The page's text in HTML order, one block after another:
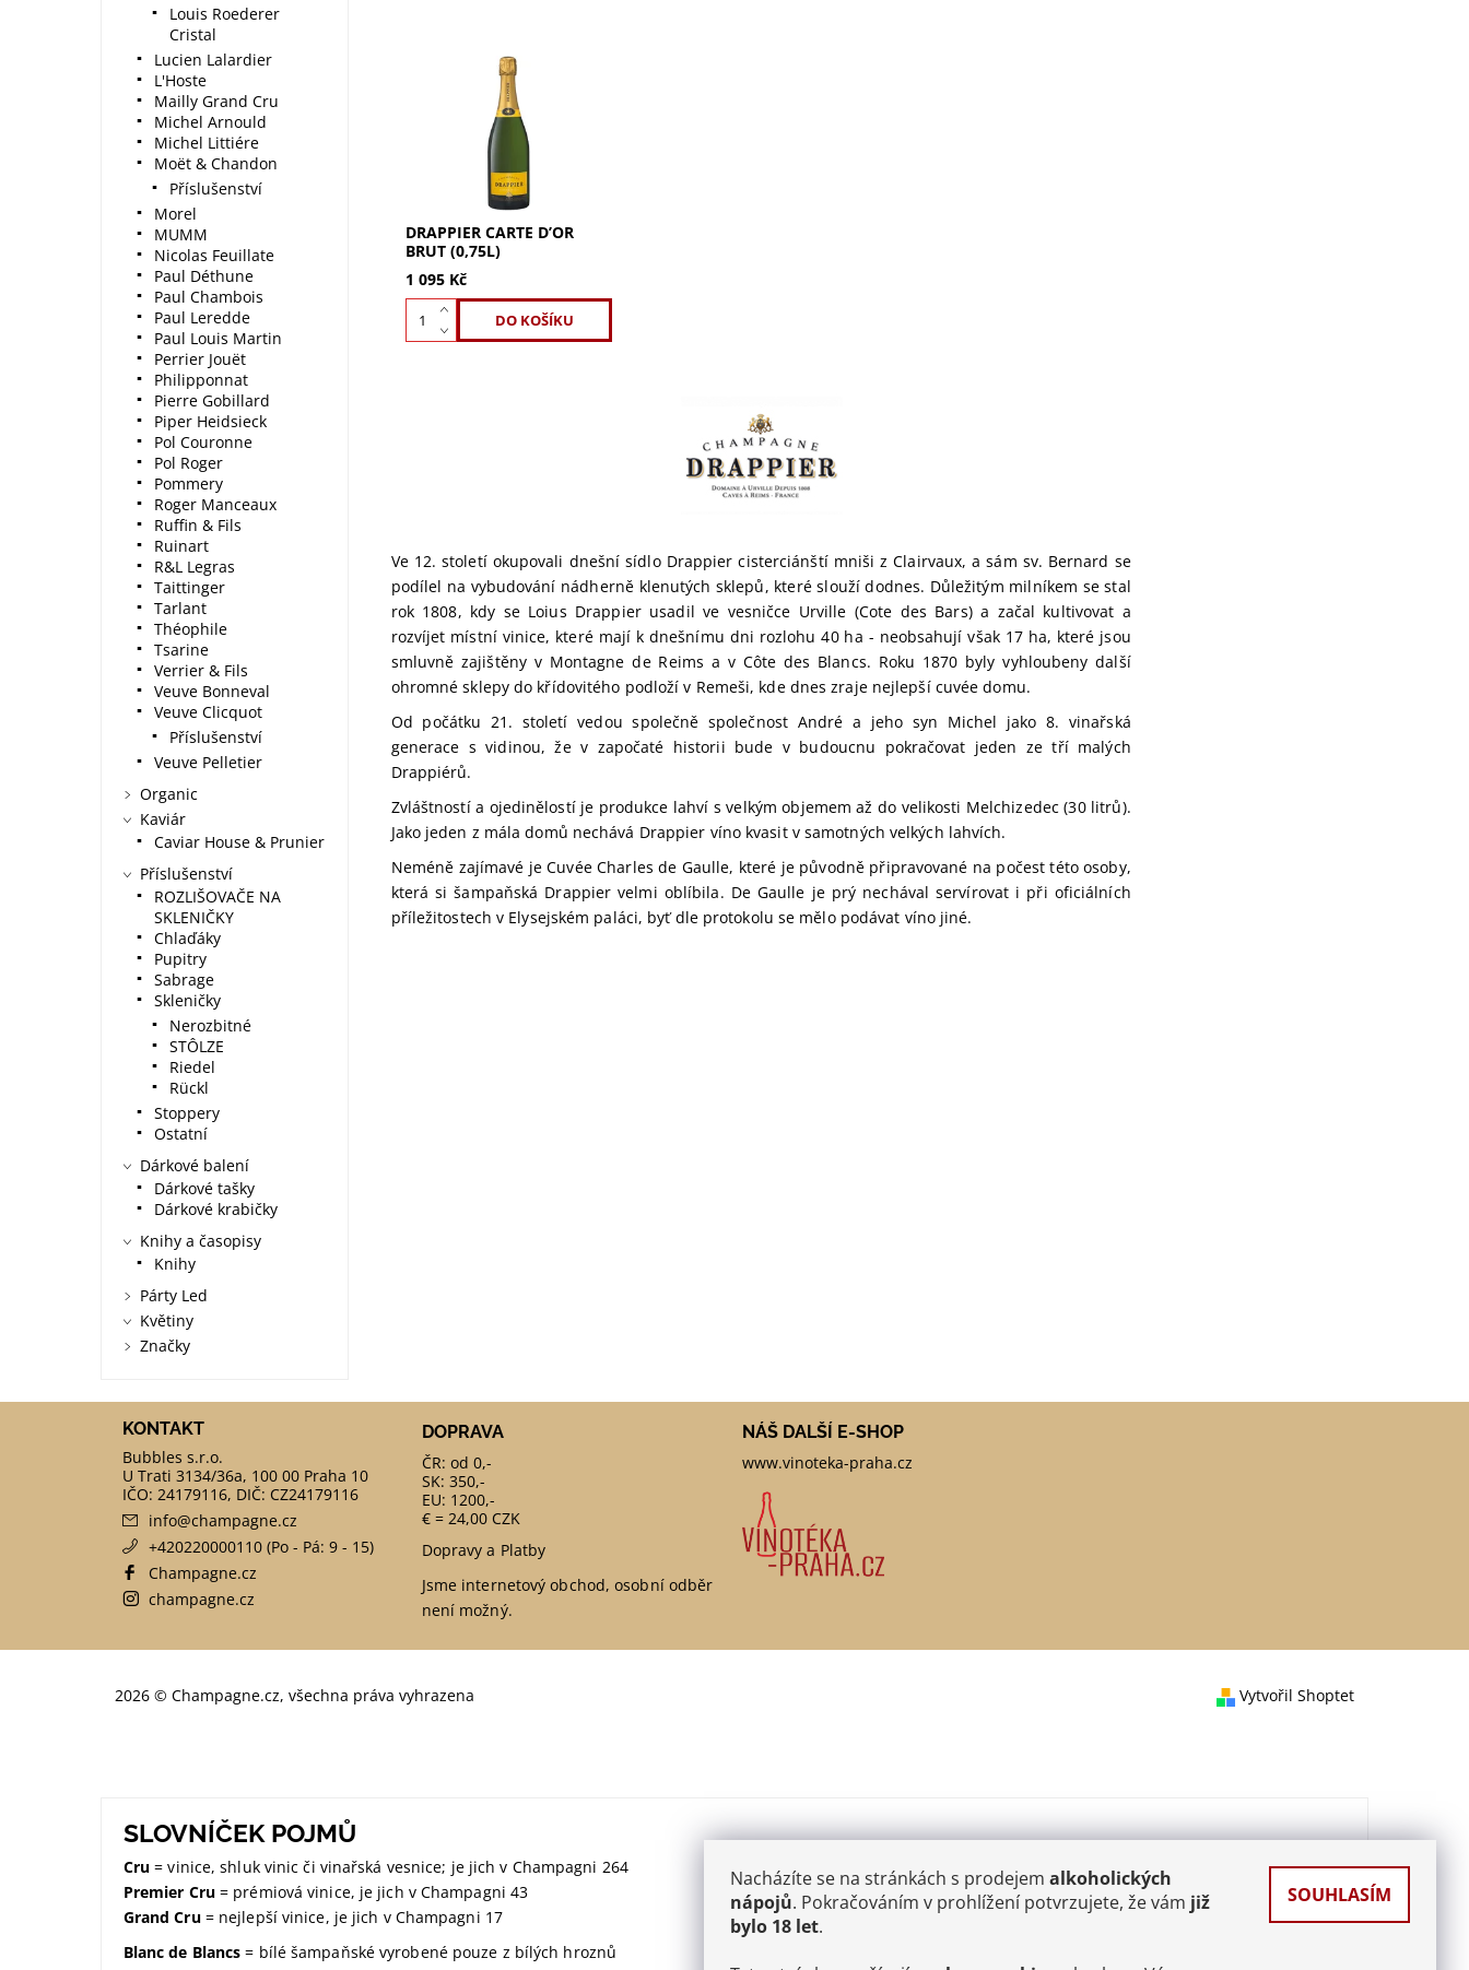
Drappier Carte d’Or Brut
(0,75l): Harmonické spojení
Pinot Noir, Chardonnay a
Meunier. Vychutnejte vůni
bílých broskví a kdoule s
pikantními tóny....
DRAPPIER CARTE D’OR
BRUT (0,75L)
1 095 Kč
Ve 12. století okupovali dnešní sídlo Drappier cisterciánští mniši z Clairvaux, a sám sv. Bernard se
podílel na vybudování nádherně klenutých sklepů, které slouží dodnes. Důležitým milníkem se stal
rok 1808, kdy se Loius Drappier usadil ve vesničce Urville (Cote des Bars) a začal kultivovat a
rozvíjet místní vinice, které mají k dnešnímu dni rozlohu 40 ha - neobsahují však 17 ha, které jsou
smluvně zajištěny v Montagne de Reims a v Côte des Blancs. Roku 1870 byly vyhloubeny další
ohromné sklepy do křídovitého podloží v Remeši, kde dnes zraje nejlepší cuvée domu.
Od počátku 21. století vedou společně společnost André a jeho syn Michel jako 8. vinařská
generace s vidinou, že v započaté historii bude v budoucnu pokračovat jeden ze tří malých
Drappiérů.
Zvláštností a ojedinělostí je produkce lahví s velkým objemem až do velikosti Melchizedec (30 litrů).
Jako jeden z mála domů nechává Drappier víno kvasit v samotných velkých lahvích.
Neméně zajímavé je Cuvée Charles de Gaulle, které je původně připravované na počest této osoby,
která si šampaňská Drappier velmi oblíbila. De Gaulle je prý nechával servírovat i při oficiálních
příležitostech v Elysejském paláci, byť dle protokolu se mělo podávat víno jiné.
Louis Roederer
Cristal
Lucien Lalardier
L'Hoste
Mailly Grand Cru
Michel Arnould
Michel Littiére
Moët & Chandon
Příslušenství
Morel
MUMM
Nicolas Feuillate
Paul Déthune
Paul Chambois
Paul Leredde
Paul Louis Martin
Perrier Jouët
Philipponnat
Pierre Gobillard
Piper Heidsieck
Pol Couronne
Pol Roger
Pommery
Roger Manceaux
Ruffin & Fils
Ruinart
R&L Legras
Taittinger
Tarlant
Théophile
Tsarine
Verrier & Fils
Veuve Bonneval
Veuve Clicquot
Příslušenství
Veuve Pelletier
Organic
Kaviár
Caviar House & Prunier
Příslušenství
ROZLIŠOVAČE NA
SKLENIČKY
Chlaďáky
Pupitry
Sabrage
Skleničky
Nerozbitné
STÔLZE
Riedel
Rückl
Stoppery
Ostatní
Dárkové balení
Dárkové tašky
Dárkové krabičky
Knihy a časopisy
Knihy
Párty Led
Květiny
Značky
KONTAKT
info@champagne.cz
+420220000110 (Po - Pá: 9 - 15)
Champagne.cz
champagne.cz
DOPRAVA
ČR: od 0,-
SK: 350,-
EU: 1200,-
€ = 24,00 CZK
Dopravy a Platby
Jsme internetový obchod, osobní odběr
není možný.
NÁŠ DALŠÍ E-SHOP
www.vinoteka-praha.cz
2026 © Champagne.cz, všechna práva vyhrazena Vytvořil Shoptet
SLOVNÍČEK POJMŮ
Cru = vinice, shluk vinic či vinařská vesnice; je jich v Champagni 264
Premier Cru= prémiová vinice, je jich v Champagni 43
Grand Cru= nejlepší vinice, je jich v Champagni 17
Blanc de Blancs = bílé šampaňské vyrobené pouze z bílých hroznů
Nacházíte se na stránkách s prodejem alkoholických
nápojů. Pokračováním v prohlížení potvrzujete, že vám již
bylo 18 let.
SOUHLASÍM